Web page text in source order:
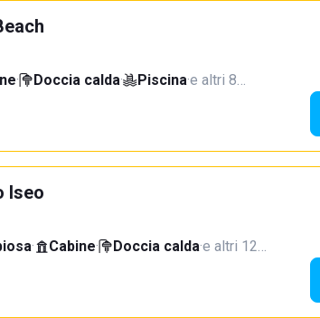
· Doccia calda· Piscina·e altri 8…
Iseo
· Cabine· Doccia calda·e altri 12…